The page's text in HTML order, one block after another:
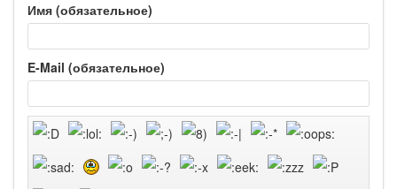
Имя (обязательное)
E-Mail (обязательное)